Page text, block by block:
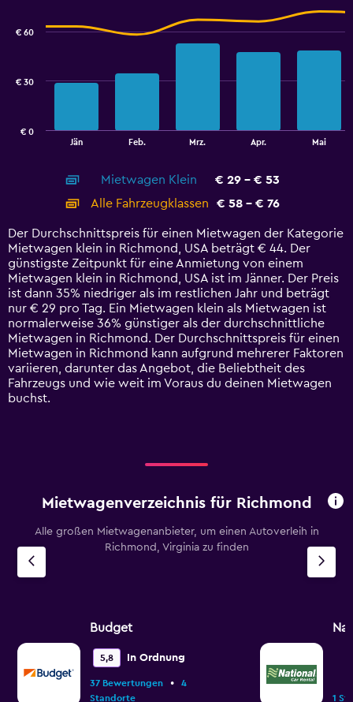
displaying
categories.
14
categories.
The
chart
has
1
Y
axis
displaying
values.
Range:
0
to
Jän Feb. Mrz. Apr. Mai
€ 0
€ 30
€ 60
End
Mietwagen Klein
€ 29 - € 53
Alle Fahrzeugklassen
€ 58 - € 76
Der Durchschnittspreis für einen Mietwagen der Kategorie
Mietwagen klein in Richmond, USA beträgt € 44. Der
günstigste Zeitpunkt für eine Anmietung von einem
Mietwagen klein in Richmond, USA ist im Jänner. Der Preis
ist dann 35% niedriger als im restlichen Jahr und beträgt
nur € 29 pro Tag. Ein Mietwagen klein als Mietwagen ist
normalerweise 36% günstiger als der durchschnittliche
Mietwagen in Richmond. Der Durchschnittspreis für einen
Mietwagen in Richmond kann aufgrund mehrerer Faktoren
variieren, darunter das Angebot, die Beliebtheit des
Fahrzeugs und wie weit im Voraus du deinen Mietwagen
buchst.
Mietwagenverzeichnis für Richmond
Alle großen Mietwagenanbieter, um einen Autoverleih in
Richmond, Virginia zu finden
Budget
5,8 In Ordnung
37 Bewertungen •
4
Standorte
1